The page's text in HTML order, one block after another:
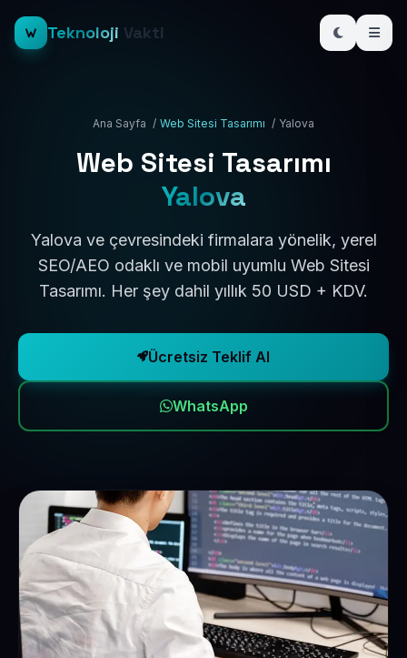
Teknoloji Vakti
Ana Sayfa / Web Sitesi Tasarımı / Yalova
Web Sitesi Tasarımı
Yalova
Yalova ve çevresindeki firmalara yönelik, yerel
SEO/AEO odaklı ve mobil uyumlu Web Sitesi
Tasarımı. Her şey dahil yıllık 50 USD + KDV.
Ücretsiz Teklif Al
WhatsApp